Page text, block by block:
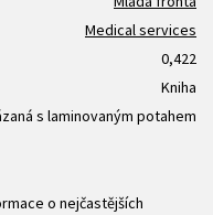
Medical services
0,422
Kniha
s laminovaným potahem
o nejčastějších